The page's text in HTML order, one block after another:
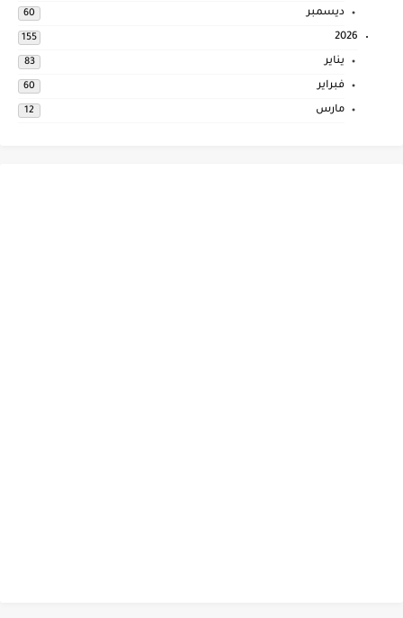
ديسمبر 60
2026
155
يناير 83
فبراير 60
مارس 12